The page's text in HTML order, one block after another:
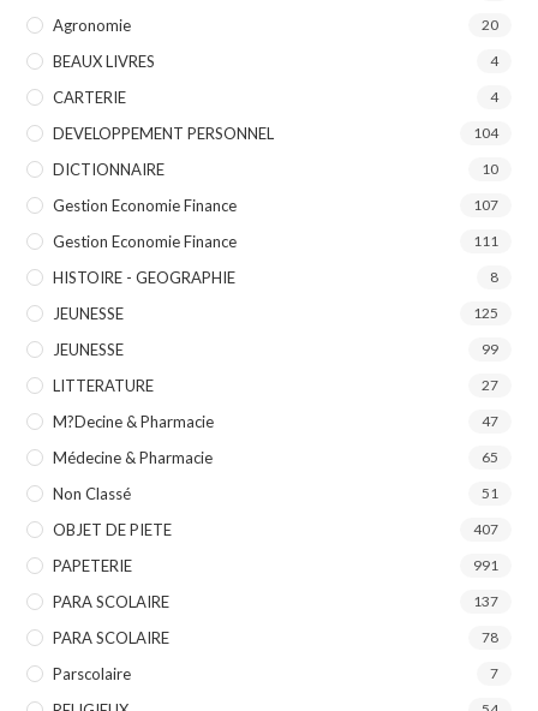
Agronomie 20
BEAUX LIVRES 4
CARTERIE 4
DEVELOPPEMENT PERSONNEL 104
DICTIONNAIRE 10
Gestion Economie Finance 107
Gestion Economie Finance 111
HISTOIRE - GEOGRAPHIE 8
JEUNESSE 125
JEUNESSE 99
LITTERATURE 27
M?decine & Pharmacie 47
Médecine & Pharmacie 65
Non Classé 51
OBJET DE PIETE 407
PAPETERIE 991
PARA SCOLAIRE 137
PARA SCOLAIRE 78
Parscolaire 7